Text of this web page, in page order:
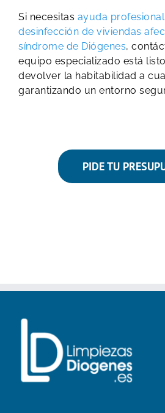
Si necesitas ayuda
desinfección de viviendas
síndrome de Diógenes,
equipo especializado está
devolver la habitabilidad a
garantizando un entorno
PIDE TU